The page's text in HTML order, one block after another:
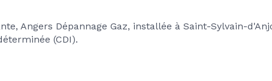
Angers Dépannage Gaz, installée à Saint-Sylvain-
(CDI).